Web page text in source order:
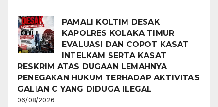
PAMALI KOLTIM DESAK
KAPOLRES KOLAKA TIMUR
EVALUASI DAN COPOT KASAT
INTELKAM SERTA KASAT
RESKRIM ATAS DUGAAN LEMAHNYA
PENEGAKAN HUKUM TERHADAP AKTIVITAS
GALIAN C YANG DIDUGA ILEGAL
06/08/2026